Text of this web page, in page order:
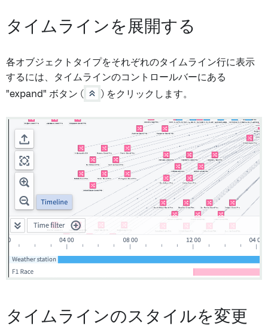
タイムラインを展開する
各オブジェクトタイプをそれぞれのタイムライン行に表示
するには、タイムラインのコントロールバーにある
"expand" ボタン (
) をクリックします。
タイムラインのスタイルを変更